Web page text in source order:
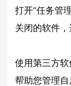
打开“任务管
关闭的软件，
使用第三方
帮助您管理自